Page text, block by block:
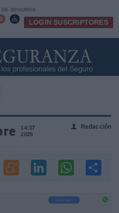
SEGUROS
 LOGIN SUSCRIPTORES
14:37
2025
👤 Redacción